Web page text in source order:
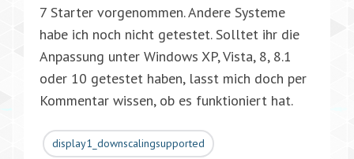
7 Starter vorgenommen. Andere Systeme
habe ich noch nicht getestet. Solltet ihr die
Anpassung unter Windows XP, Vista, 8, 8.1
oder 10 getestet haben, lasst mich doch per
Kommentar wissen, ob es funktioniert hat.
display1_downscalingsupported